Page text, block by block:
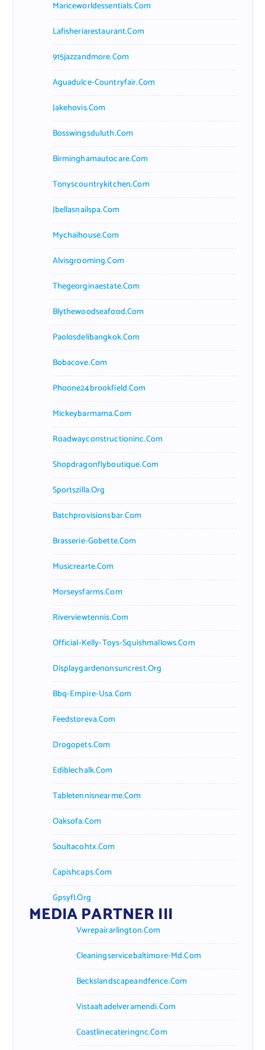
Mariceworldessentials.com
Lafisheriarestaurant.com
915jazzandmore.com
Aguadulce-Countryfair.com
Jakehovis.com
Bosswingsduluth.com
Birminghamautocare.com
Tonyscountrykitchen.com
Jbellasnailspa.com
Mychaihouse.com
Alvisgrooming.com
Thegeorginaestate.com
Blythewoodseafood.com
Paolosdelibangkok.com
Bobacove.com
Phoone24brookfield.com
Mickeybarmama.com
Roadwayconstructioninc.com
Shopdragonflyboutique.com
Sportszilla.org
Batchprovisionsbar.com
Brasserie-Gobette.com
Musicrearte.com
Morseysfarms.com
Riverviewtennis.com
Official-Kelly-Toys-Squishmallows.com
Displaygardenonsuncrest.org
Bbq-Empire-Usa.com
Feedstoreva.com
Drogopets.com
Ediblechalk.com
Tabletennisnearme.com
Oaksofa.com
Soultacohtx.com
Capishcaps.com
Gpsyfl.org
MEDIA PARTNER III
Vwrepairarlington.com
Cleaningservicebaltimore-Md.com
Beckslandscapeandfence.com
Vistaaltadelveramendi.com
Coastlinecateringnc.com